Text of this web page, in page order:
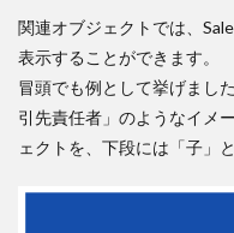
関連オブジェクトでは、
表示することができます。
冒頭でも例として挙げまし
引先責任者」のようなイメ
ェクトを、下段には「子」